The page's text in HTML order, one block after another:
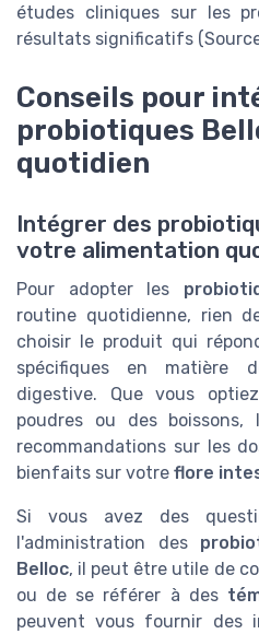
études cliniques sur les
résultats significatifs
Conseils pour
probiotiques
quotidien
Intégrer des
votre alimentation
Pour adopter les
routine quotidienne, rien
choisir le produit qui
spécifiques en matière
digestive. Que vous
poudres ou des
recommandations sur les
bienfaits sur votre flore
Si vous avez des
l'administration des
Belloc, il peut être utile de
ou de se référer à des
peuvent vous fournir des